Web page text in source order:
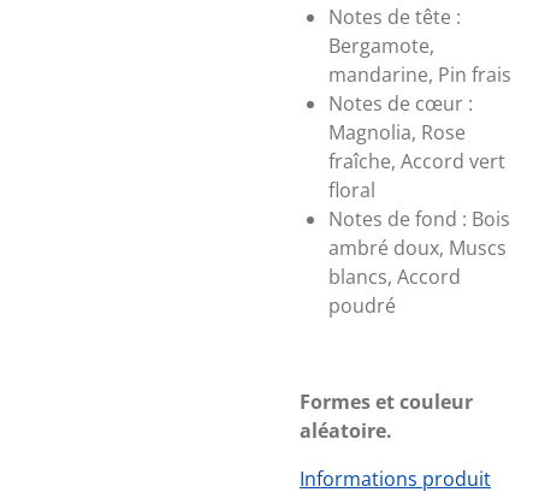
Notes de tête :
Bergamote,
mandarine, Pin frais
Notes de cœur :
Magnolia, Rose
fraîche, Accord vert
floral
Notes de fond : Bois
ambré doux, Muscs
blancs, Accord
poudré
Formes et couleur
aléatoire.
Informations produit